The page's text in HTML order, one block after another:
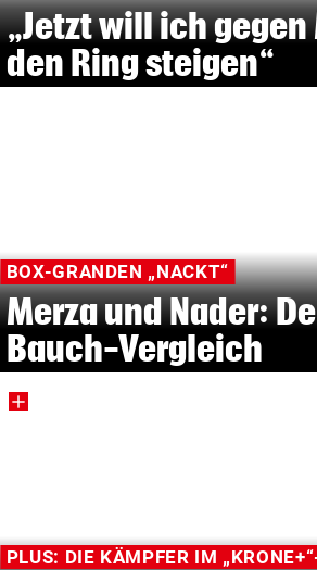
„Jetzt will ich
den Ring steigen“
BOX-GRANDEN „NACKT“
Merza und Nader:
Bauch-Vergleich
PLUS: DIE KÄMPFER IM